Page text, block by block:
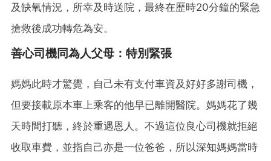
及缺氧情況，所幸及時送院，最終在歷時20分鐘的緊急
搶救後成功轉危為安。
善心司機同為人父母：特別緊張
媽媽此時才驚覺，自己未有支付車資及好好多謝司機，
但要接載原本車上乘客的他早已離開醫院。媽媽花了幾
天時間打聽，終於重遇恩人。不過這位良心司機就拒絕
收取車費，並指自己亦是一位爸爸，所以深知媽媽當時